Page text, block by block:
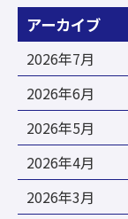
アーカイブ
2026年7月
2026年6月
2026年5月
2026年4月
2026年3月